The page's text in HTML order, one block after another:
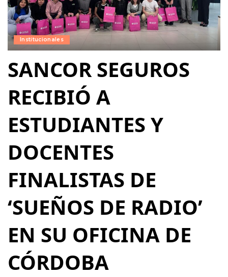
Institucionales
SANCOR SEGUROS
RECIBIÓ A
ESTUDIANTES Y
DOCENTES
FINALISTAS DE
‘SUEÑOS DE RADIO’
EN SU OFICINA DE
CÓRDOBA